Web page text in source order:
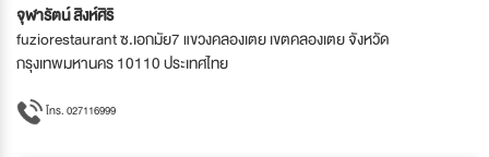
จุฬารัตน์ สิงห์ศิริ
fuziorestaurant ซ.เอกมัย7 แขวงคลองเตย เขตคลองเตย จังหวัด
กรุงเทพมหานคร 10110 ประเทศไทย
โทร. 027116999